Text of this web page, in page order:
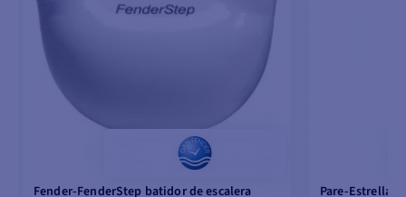
Fender-FenderStep batidor de escalera
Pare-Estrella